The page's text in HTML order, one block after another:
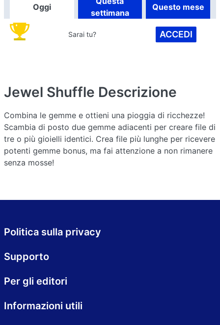
Oggi
settimana
Questo mese
Sarai tu? ACCEDI
Jewel Shuffle Descrizione
Combina le gemme e ottieni una pioggia di ricchezze!
Scambia di posto due gemme adiacenti per creare file di
tre o più gioielli identici. Crea file più lunghe per ricevere
potenti gemme bonus, ma fai attenzione a non rimanere
senza mosse!
Politica sulla privacy
Supporto
Per gli editori
Informazioni utili